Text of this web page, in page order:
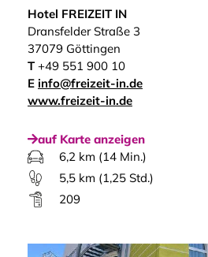
Hotel FREIZEIT IN
Dransfelder Straße 3
37079 Göttingen
T+49 551 900 10
E info@freizeit-in.de
www.freizeit-in.de
auf Karte anzeigen
6,2 km (14 Min.)
5,5 km (1,25 Std.)
209